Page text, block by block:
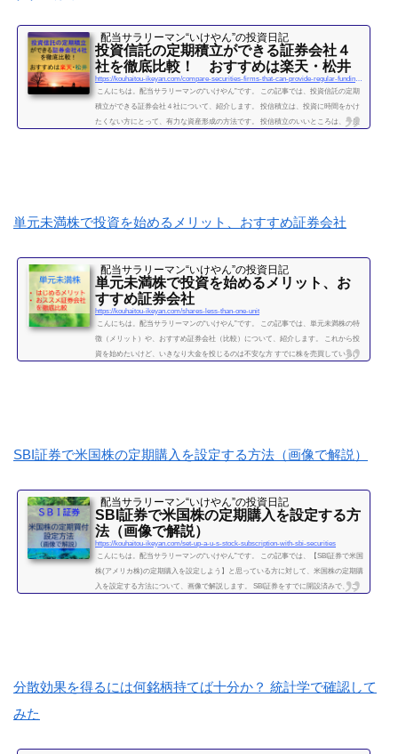
配当サラリーマン“いけやん”の投資日記 ​
投資信託の定期積立ができる証券会社４
社を徹底比較！ おすすめは楽天・松井
https://kouhaitou-ikeyan.com/compare-securities-firms-that-can-provide-regular-funding-for-mutual-funds
こんにちは。配当サラリーマンの“いけやん”です。 この記事では、投資信託の定期
積立ができる証券会社４社について、紹介します。 投信積立は、投資に時間をかけ
たくない方にとって、有力な資産形成の方法です。 投信積立のいいところは、一度
単元未満株で投資を始めるメリット、おすすめ証券会社
配当サラリーマン“いけやん”の投資日記 ​
単元未満株で投資を始めるメリット、お
すすめ証券会社
https://kouhaitou-ikeyan.com/shares-less-than-one-unit
こんにちは。配当サラリーマンの“いけやん”です。 この記事では、単元未満株の特
徴（メリット）や、おすすめ証券会社（比較）について、紹介します。 これから投
資を始めたいけど、いきなり大金を投じるのは不安な方 すでに株を売買しているけ
SBI証券で米国株の定期購入を設定する方法（画像で解説）
配当サラリーマン“いけやん”の投資日記 ​
SBI証券で米国株の定期購入を設定する方
法（画像で解説）
https://kouhaitou-ikeyan.com/set-up-a-u-s-stock-subscription-with-sbi-securities
こんにちは。配当サラリーマンの“いけやん”です。 この記事では、【SBI証券で米国
株(アメリカ株)の定期購入を設定しよう】と思っている方に対して、米国株の定期購
入を設定する方法について、画像で解説します。 SBI証券をすでに開設済みで、 こ
分散効果を得るには何銘柄持てば十分か？ 統計学で確認して
みた